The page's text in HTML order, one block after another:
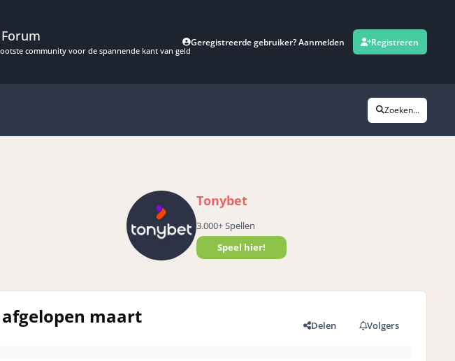
community voor de spannende kant van geld
Geregistreerde gebruiker? Aanmelden Registreren
Zoeken...
Tonybet
3.000+ Spellen
Speel hier!
afgelopen maart Delen Volgers